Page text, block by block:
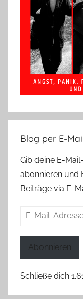
Blog per E-
Gib deine E-
abonnieren und
Beiträge via E-
E-
Abonnieren
Schließe dich